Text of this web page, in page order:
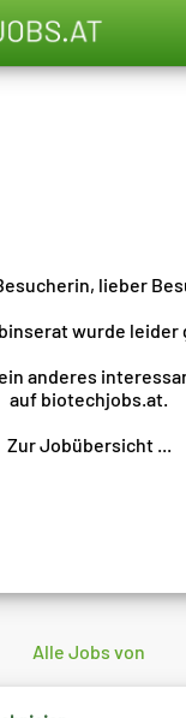
lieber
wurde leider
anderes
auf biotechjobs.at.
Zur Jobübersicht ...
Alle Jobs von